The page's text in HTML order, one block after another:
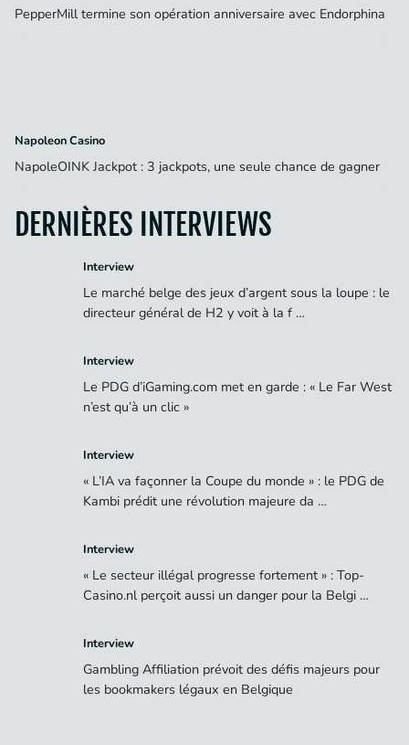
PepperMill termine son opération anniversaire avec Endorphina
Napoleon Casino
NapoleOINK Jackpot : 3 jackpots, une seule chance de gagner
DERNIÈRES INTERVIEWS
Interview
Le marché belge des jeux d’argent sous la loupe : le
directeur général de H2 y voit à la f …
Interview
Le PDG d’iGaming.com met en garde : « Le Far West
n’est qu’à un clic »
Interview
« L’IA va façonner la Coupe du monde » : le PDG de
Kambi prédit une révolution majeure da …
Interview
« Le secteur illégal progresse fortement » : Top-
Casino.nl perçoit aussi un danger pour la Belgi …
Interview
Gambling Affiliation prévoit des défis majeurs pour
les bookmakers légaux en Belgique